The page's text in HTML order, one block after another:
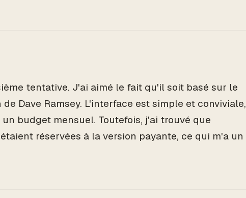
tentative. J'ai aimé le fait qu'il soit basé sur le
Dave Ramsey. L'interface est simple et conviviale,
budget mensuel. Toutefois, j'ai trouvé que
réservées à la version payante, ce qui m'a un